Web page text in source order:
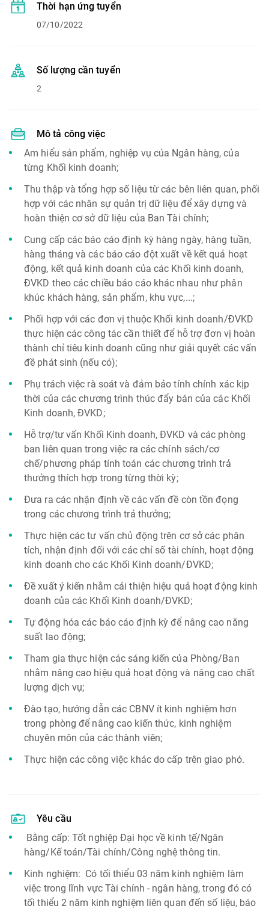
Thời hạn ứng tuyển
07/10/2022
Số lượng cần tuyển
2
Mô tả công việc
Am hiểu sản phẩm, nghiệp vụ của Ngân hàng, của
từng Khối kinh doanh;
Thu thập và tổng hợp số liệu từ các bên liên quan, phối
hợp với các nhân sự quản trị dữ liệu để xây dựng và
hoàn thiện cơ sở dữ liệu của Ban Tài chính;
Cung cấp các báo cáo định kỳ hàng ngày, hàng tuần,
hàng tháng và các báo cáo đột xuất về kết quả hoạt
động, kết quả kinh doanh của các Khối kinh doanh,
ĐVKD theo các chiều báo cáo khác nhau như phân
khúc khách hàng, sản phẩm, khu vực,...;
Phối hợp với các đơn vị thuộc Khối kinh doanh/ĐVKD
thực hiện các công tác cần thiết để hỗ trợ đơn vị hoàn
thành chỉ tiêu kinh doanh cũng như giải quyết các vấn
đề phát sinh (nếu có);
Phụ trách việc rà soát và đảm bảo tính chính xác kịp
thời của các chương trình thúc đẩy bán của các Khối
Kinh doanh, ĐVKD;
Hỗ trợ/tư vấn Khối Kinh doanh, ĐVKD và các phòng
ban liên quan trong việc ra các chính sách/cơ
chế/phương pháp tính toán các chương trình trả
thưởng thích hợp trong từng thời kỳ;
Đưa ra các nhận định về các vấn đề còn tồn đọng
trong các chương trình trả thưởng;
Thực hiện các tư vấn chủ động trên cơ sở các phân
tích, nhận định đối với các chỉ số tài chính, hoạt động
kinh doanh cho các Khối Kinh doanh/ĐVKD;
Đề xuất ý kiến nhằm cải thiện hiệu quả hoạt động kinh
doanh của các Khối Kinh doanh/ĐVKD;
Tự động hóa các báo cáo định kỳ để nâng cao năng
suất lao động;
Tham gia thực hiện các sáng kiến của Phòng/Ban
nhằm nâng cao hiệu quả hoạt động và nâng cao chất
lượng dịch vụ;
Đào tạo, hướng dẫn các CBNV ít kinh nghiệm hơn
trong phòng để nâng cao kiến thức, kinh nghiệm
chuyên môn của các thành viên;
Thực hiện các công việc khác do cấp trên giao phó.
Yêu cầu
Bằng cấp: Tốt nghiệp Đại học về kinh tế/Ngân
hàng/Kế toán/Tài chính/Công nghệ thông tin.
Kinh nghiệm: Có tối thiểu 03 năm kinh nghiệm làm
việc trong lĩnh vực Tài chính - ngân hàng, trong đó có
tối thiểu 2 năm kinh nghiệm liên quan đến số liệu, báo